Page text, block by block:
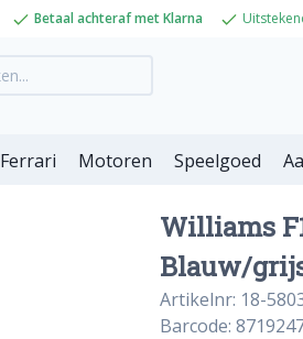
Betaal achteraf met Klarna
Ferrari Motoren Speelgoed
Williams
Blauw/
Artikelnr: 18-
Barcode: